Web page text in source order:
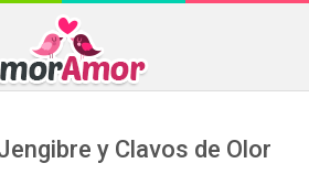
y Clavos de Olor